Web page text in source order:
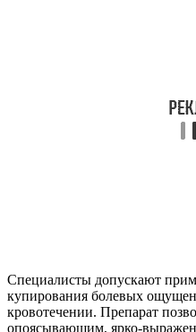
Специалисты допускают
купирования болевых
кровотечении. Препарат
опоясывающим, ярко-